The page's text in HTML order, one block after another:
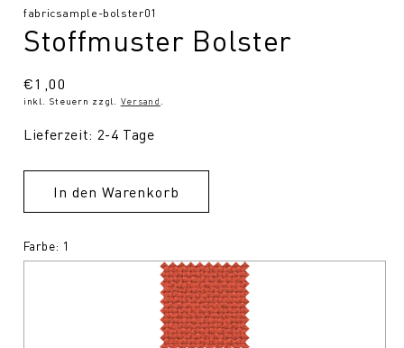
SKU:
fabricsample-bolster01
Stoffmuster Bolster
Normaler
Preis
€1,00
inkl. Steuern zzgl. Versand
Lieferzeit: 2-4 Tage
In den Warenkorb
Farbe: 1